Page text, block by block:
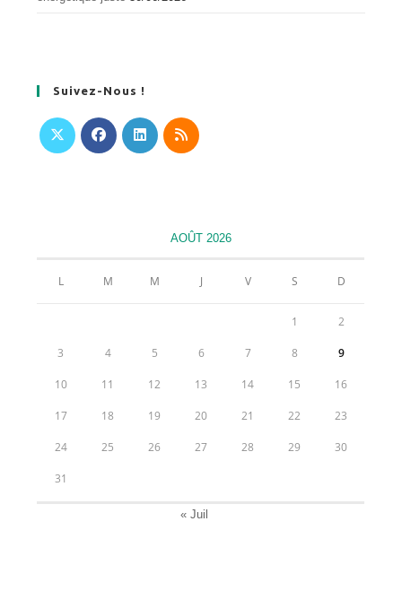
Suivez-Nous !
nouvel
AOÛT 2026
L M M J V S D
1 2
3 4 5 6 7 8 9
10 11 12 13 14 15 16
17 18 19 20 21 22 23
24 25 26 27 28 29 30
31
« Juil